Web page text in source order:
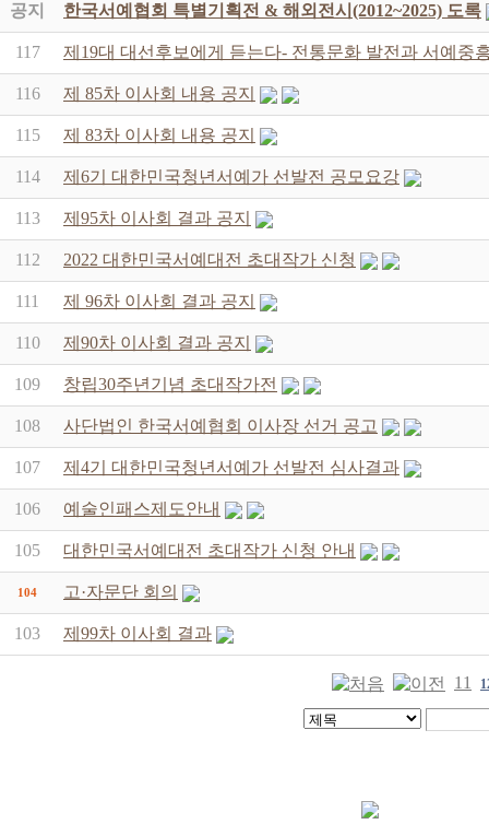
공지 한국서예협회 특별기획전 & 해외전시(2012~2025) 도록
117 제19대 대선후보에게 듣는다- 전통문화 발전과 서예중
116 제 85차 이사회 내용 공지
115 제 83차 이사회 내용 공지
114 제6기 대한민국청년서예가 선발전 공모요강
113 제95차 이사회 결과 공지
112 2022 대한민국서예대전 초대작가 신청
111 제 96차 이사회 결과 공지
110 제90차 이사회 결과 공지
109 창립30주년기념 초대작가전
108 사단법인 한국서예협회 이사장 선거 공고
107 제4기 대한민국청년서예가 선발전 심사결과
106 예술인패스제도안내
105 대한민국서예대전 초대작가 신청 안내
104 고·자문단 회의
103 제99차 이사회 결과
11